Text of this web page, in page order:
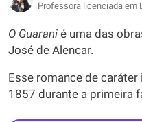
Professora licenciada em
O Guarani é uma das
José de Alencar.
Esse romance de
1857 durante a primeira